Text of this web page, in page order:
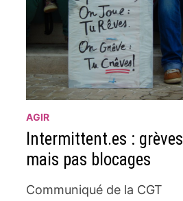
AGIR
Intermittent.es : grèves
mais pas blocages
Communiqué de la CGT